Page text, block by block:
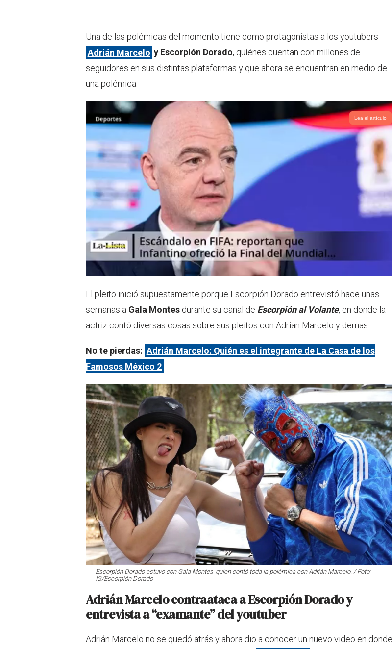
s
a
p
p
Una de las polémicas del momento tiene como protagonistas a los youtubers
Adrián Marcelo y Escorpión Dorado, quiénes cuentan con millones de
seguidores en sus distintas plataformas y que ahora se encuentran en medio de
una polémica.
Lea el artículo
El pleito inició supuestamente porque Escorpión Dorado entrevistó hace unas
semanas a Gala Montes durante su canal de Escorpión al Volante, en donde la
actriz contó diversas cosas sobre sus pleitos con Adrian Marcelo y demas.
No te pierdas: Adrián Marcelo: Quién es el integrante de La Casa de los
Famosos México 2
Escorpión Dorado estuvo con Gala Montes, quien contó toda la polémica con Adrián Marcelo. / Foto:
IG/Escorpión Dorado
Adrián Marcelo contraataca a Escorpión Dorado y
entrevista a “examante” del youtuber
Adrián Marcelo no se quedó atrás y ahora dio a conocer un nuevo video en donde